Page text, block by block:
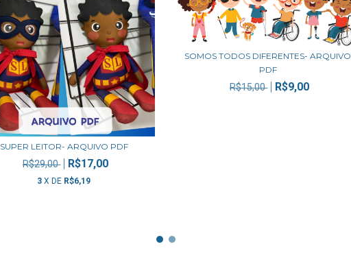
SUPER LEITOR- ARQUIVO PDF
R$29,00 R$17,00
3 X DE R$6,19
SOMOS TODOS DIFERENTES- ARQUIVO
PDF
R$15,00 R$9,00